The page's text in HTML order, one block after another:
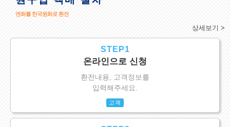
엔화를 한국원화로 환전
상세보기 >
STEP1
온라인으로 신청
환전내용, 고객정보를
입력해주세요.
고객